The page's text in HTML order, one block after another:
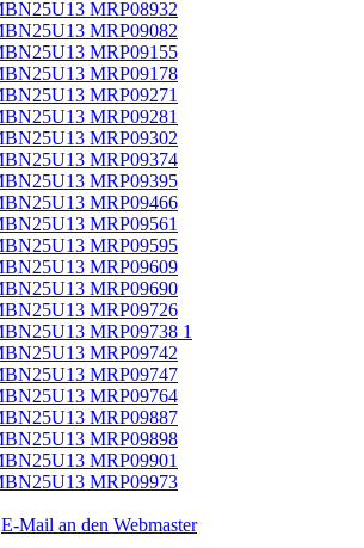
E-Mail an den Webmaster